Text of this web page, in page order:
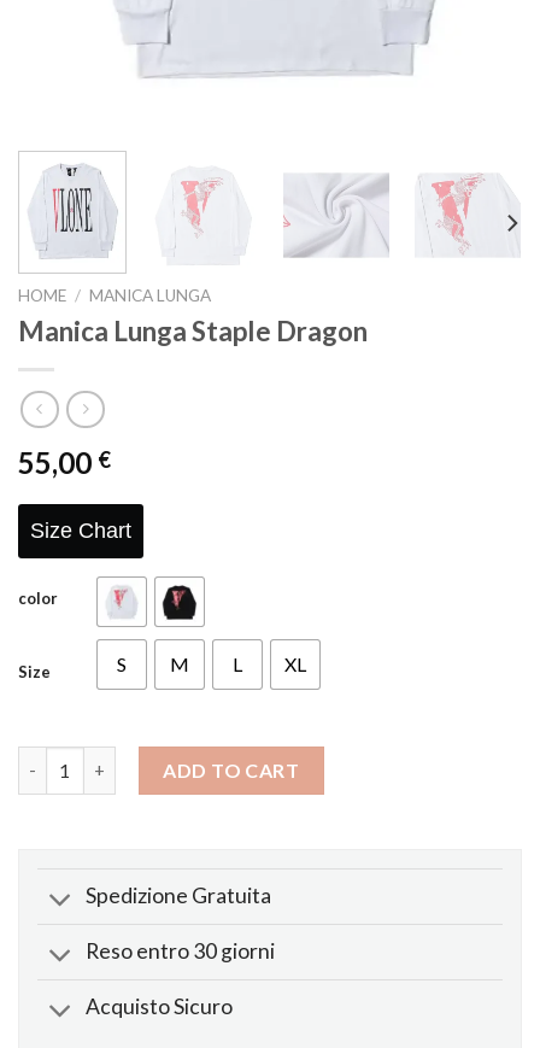
HOME / MANICA LUNGA
Manica Lunga Staple Dragon
55,00 €
Size Chart
color
Size S M L XL
ADD TO CART
Spedizione Gratuita
Reso entro 30 giorni
Acquisto Sicuro